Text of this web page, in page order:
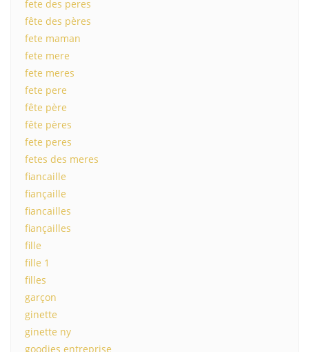
fete des peres
fête des pères
fete maman
fete mere
fete meres
fete pere
fête père
fête pères
fete peres
fetes des meres
fiancaille
fiançaille
fiancailles
fiançailles
fille
fille 1
filles
garçon
ginette
ginette ny
goodies entreprise